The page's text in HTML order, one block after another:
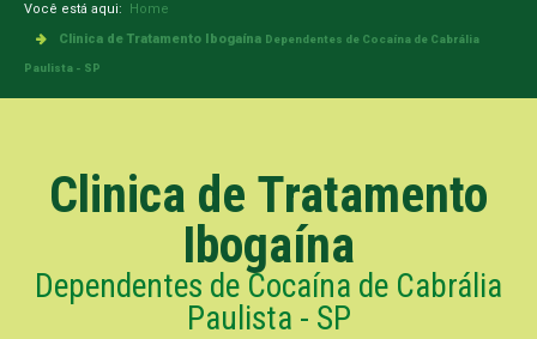
Você está aqui: Home
Clinica de Tratamento Ibogaína Dependentes de Cocaína de Cabrália
Paulista - SP
Clinica de Tratamento
Ibogaína
Dependentes de Cocaína de Cabrália
Paulista - SP